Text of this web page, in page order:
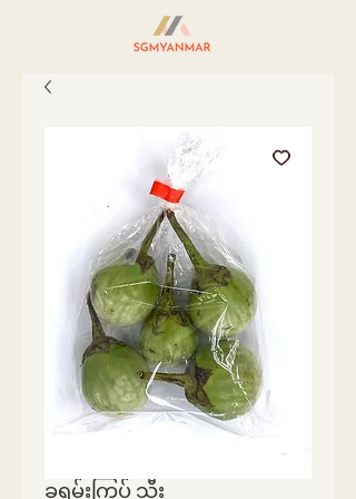
ခရမ်းကြွပ် သီး